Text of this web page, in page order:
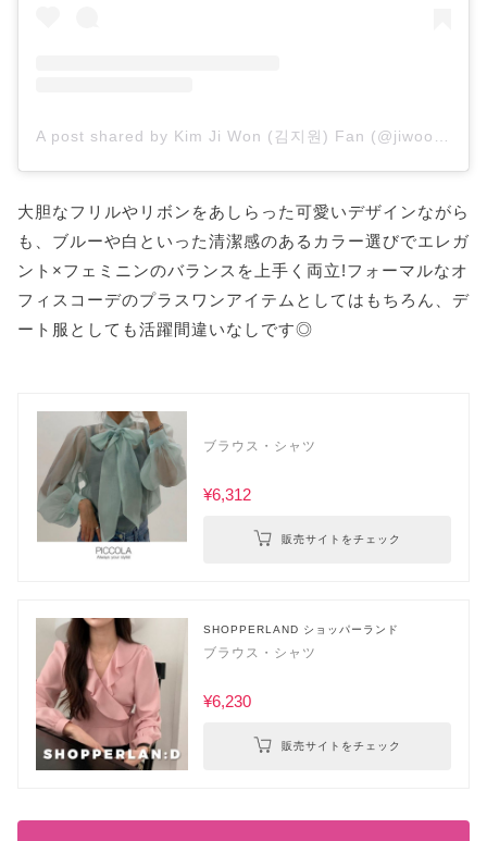
大胆なフリルやリボンをあしらった可愛いデザインながら
も、ブルーや白といった清潔感のあるカラー選びでエレガ
ント×フェミニンのバランスを上手く両立!フォーマルなオ
フィスコーデのプラスワンアイテムとしてはもちろん、デ
ート服としても活躍間違いなしです◎
ブラウス・シャツ
¥6,312
販売サイトをチェック
SHOPPERLAND ショッパーランド
ブラウス・シャツ
¥6,230
販売サイトをチェック